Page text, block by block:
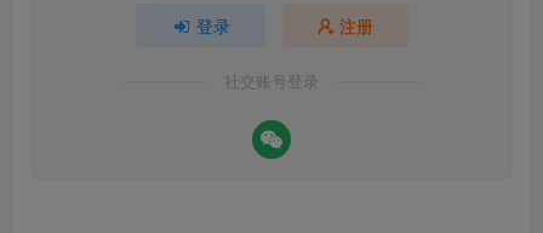
登录 注册
社交账号登录